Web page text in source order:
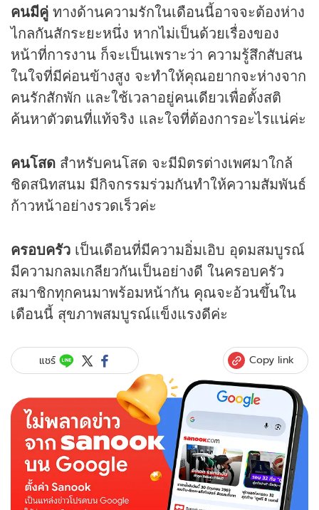
คนมีคู่ ทางด้านความรักในเดือนนี้อาจจะต้องห่าง
ไกลกันสักระยะหนึ่ง หากไม่เป็นด้วยเรื่องของ
หน้าที่การงาน ก็จะเป็นเพราะว่า ความรู้สึกสับสน
ในใจที่มีค่อนข้างสูง จะทำให้คุณอยากจะห่างจาก
คนรักสักพัก และใช้เวลาอยู่คนเดียวเพื่อตั้งสติ
ค้นหาตัวตนที่แท้จริง และใจที่ต้องการอะไรแน่ค่ะ
คนโสด สำหรับคนโสด จะมีมิตรต่างเพศมาใกล้
ชิดสนิทสนม มีกิจกรรมร่วมกันทำให้ความสัมพันธ์
ก้าวหน้าอย่างรวดเร็วค่ะ
ครอบครัว เป็นเดือนที่มีความอิ่มเอิบ อุดมสมบูรณ์
มีความกลมเกลียวกันเป็นอย่างดี ในครอบครัว
สมาชิกทุกคนมาพร้อมหน้ากัน คุณจะอ้วนขึ้นใน
เดือนนี้ สุขภาพสมบูรณ์แข็งแรงดีค่ะ
แชร์ Copy link